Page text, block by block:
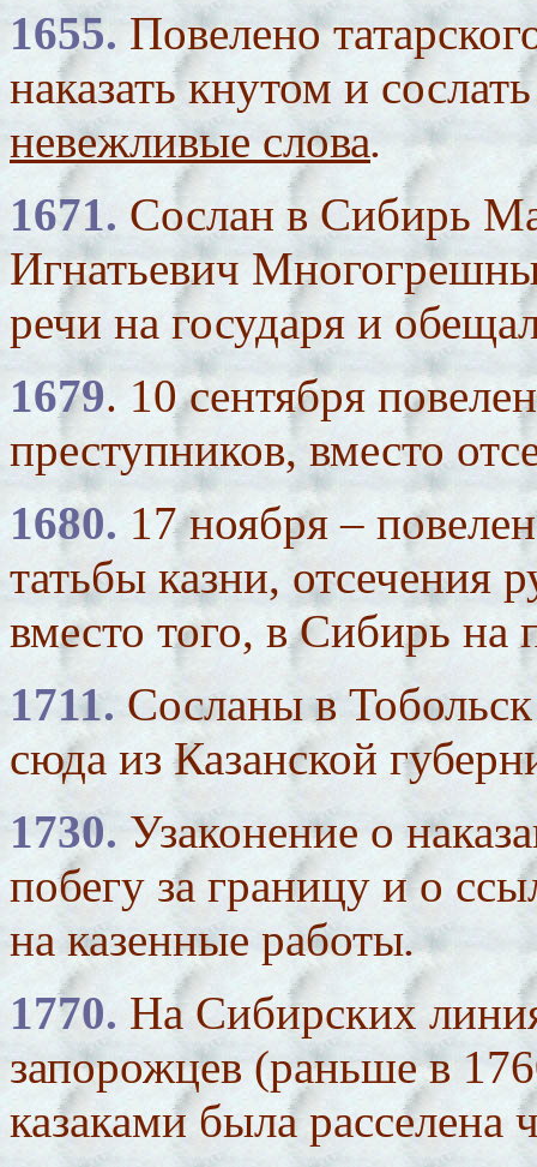
1655. Повелено
наказать кнутом и
невежливые слова.
1671. Сослан в Сибирь
Игнатьевич
речи на государя и
1679. 10 сентября
преступников, вместо
1680. 17 ноября –
татьбы казни, отсечения
вместо того, в Сибирь
1711. Сосланы в
сюда из Казанской
1730. Узаконение о
побегу за границу и о
на казенные работы.
1770. На Сибирских
запорожцев (раньше в
казаками была расселена